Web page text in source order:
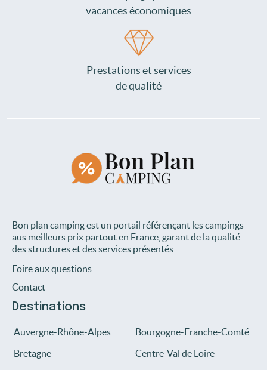
vacances économiques
Prestations et services
de qualité
Bon plan camping est un portail référençant les campings
aus meilleurs prix partout en France, garant de la qualité
des structures et des services présentés
Foire aux questions
Contact
Destinations
Auvergne-Rhône-Alpes
Bourgogne-Franche-Comté
Bretagne
Centre-Val de Loire